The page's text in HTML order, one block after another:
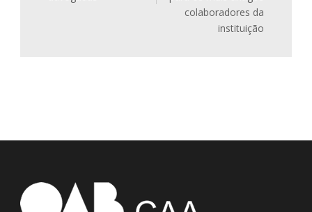
colaboradores da
instituição